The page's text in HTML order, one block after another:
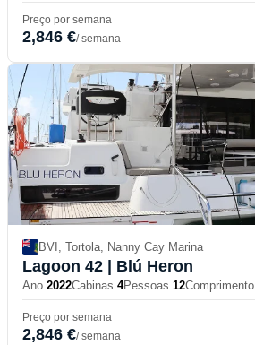
Preço por semana
2,846 €/ semana
BVI, Tortola, Nanny Cay Marina
Lagoon 42 | Blú Heron
Ano 2022Cabinas 4Pessoas 12Comprimento
Preço por semana
2,846 €/ semana